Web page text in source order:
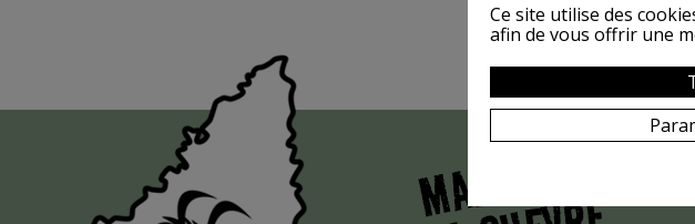
MAISPOURQUOI
Ce site utilise des
afin de vous offrir une